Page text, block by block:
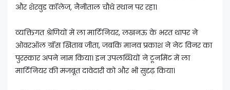
और शेरवुड कॉलेज, नैनीताल चौथे स्थान पर रहा।
व्यक्तिगत श्रेणियों में ला मार्टिनियर, लखनऊ के भरत थापर ने
ओवरऑल ग्रॉस खिताब जीता, जबकि मानव प्रकाश ने नेट विनर का
पुरस्कार अपने नाम किया। इन उपलब्धियों ने टूर्नामेंट में ला
मार्टिनियर की मजबूत दावेदारी को और भी सुदृढ़ किया।